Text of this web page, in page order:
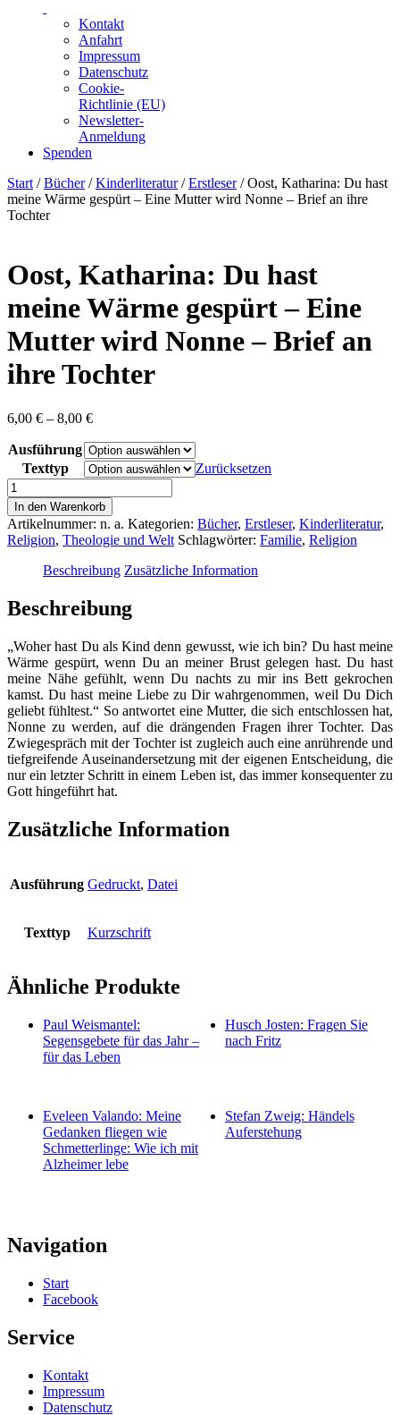
Kontakt
Anfahrt
Impressum
Datenschutz
Cookie-
Richtlinie (EU)
Newsletter-
Anmeldung
Spenden
Skip
to
content
Start /Bücher/Kinderliteratur/Erstleser/ Oost, Katharina: Du hast
meine Wärme gespürt – Eine Mutter wird Nonne – Brief an ihre
Tochter
Oost, Katharina: Du hast
meine Wärme gespürt – Eine
Mutter wird Nonne – Brief an
ihre Tochter
6,00 € – 8,00 €Preisspanne:
bis
8,00 €
Ausführung
Texttyp
Zurücksetzen
Oost,
Katharina:
Du
hast
meine
Wärme
gespürt
-
Eine
wird
Nonne
-
Brief
an
ihre
Tochter
Menge
In den Warenkorb
Artikelnummer: n. a. Kategorien: Bücher, Erstleser, Kinderliteratur,
Religion, Theologie und Welt Schlagwörter: Familie, Religion
Beschreibung Zusätzliche Information
Beschreibung
„Woher hast Du als Kind denn gewusst, wie ich bin? Du hast meine
Wärme gespürt, wenn Du an meiner Brust gelegen hast. Du hast
meine Nähe gefühlt, wenn Du nachts zu mir ins Bett gekrochen
kamst. Du hast meine Liebe zu Dir wahrgenommen, weil Du Dich
geliebt fühltest.“ So antwortet eine Mutter, die sich entschlossen hat,
Nonne zu werden, auf die drängenden Fragen ihrer Tochter. Das
Zwiegespräch mit der Tochter ist zugleich auch eine anrührende und
tiefgreifende Auseinandersetzung mit der eigenen Entscheidung, die
nur ein letzter Schritt in einem Leben ist, das immer konsequenter zu
Gott hingeführt hat.
Zusätzliche Information
Ausführung Gedruckt, Datei
Texttyp Kurzschrift
Ähnliche Produkte
Paul Weismantel:
Segensgebete für das Jahr –
für das Leben
Husch Josten: Fragen Sie
nach Fritz
Eveleen Valando: Meine
Gedanken fliegen wie
Schmetterlinge: Wie ich mit
Alzheimer lebe
Stefan Zweig: Händels
Auferstehung
Navigation
Start
Facebook
Service
Kontakt
Impressum
Datenschutz